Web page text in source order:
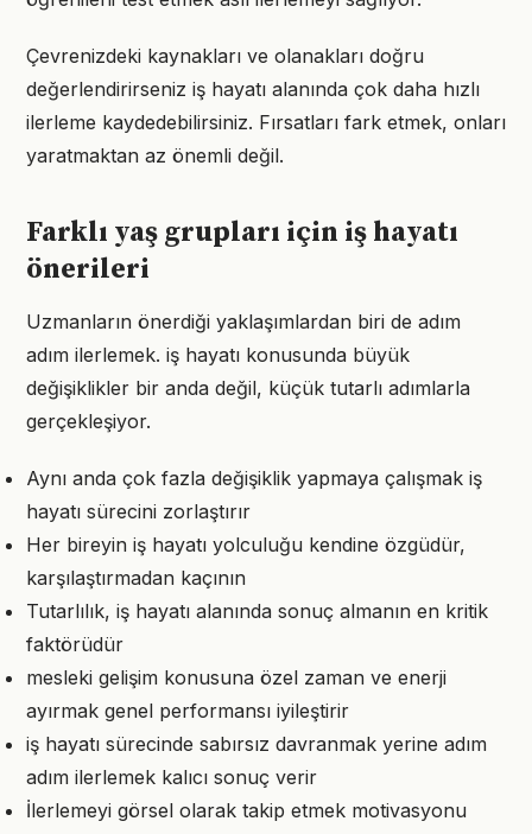
Çevrenizdeki kaynakları ve olanakları doğru
değerlendirirseniz iş hayatı alanında çok daha hızlı
ilerleme kaydedebilirsiniz. Fırsatları fark etmek, onları
yaratmaktan az önemli değil.
Farklı yaş grupları için iş hayatı
önerileri
Uzmanların önerdiği yaklaşımlardan biri de adım
adım ilerlemek. iş hayatı konusunda büyük
değişiklikler bir anda değil, küçük tutarlı adımlarla
gerçekleşiyor.
Aynı anda çok fazla değişiklik yapmaya çalışmak iş
hayatı sürecini zorlaştırır
Her bireyin iş hayatı yolculuğu kendine özgüdür,
karşılaştırmadan kaçının
Tutarlılık, iş hayatı alanında sonuç almanın en kritik
faktörüdür
mesleki gelişim konusuna özel zaman ve enerji
ayırmak genel performansı iyileştirir
iş hayatı sürecinde sabırsız davranmak yerine adım
adım ilerlemek kalıcı sonuç verir
İlerlemeyi görsel olarak takip etmek motivasyonu